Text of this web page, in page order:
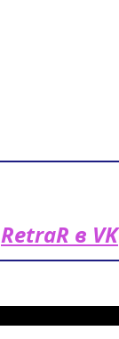
RetraR в VK